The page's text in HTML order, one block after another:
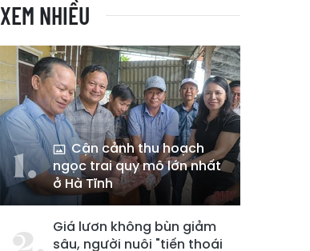
XEM NHIỀU
Cận cảnh thu hoạch
ngọc trai quy mô lớn nhất
ở Hà Tĩnh
Giá lươn không bùn giảm
sâu, người nuôi "tiến thoái